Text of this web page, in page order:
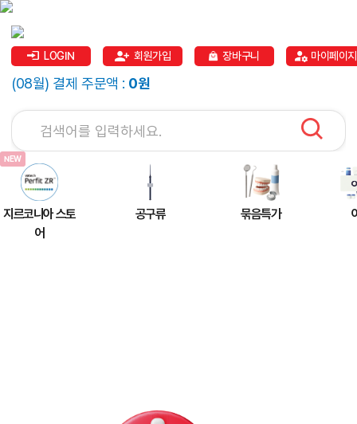
LOGIN 회원가입 장바구니 마이페이지
(08월) 결제 주문액 : 0원
지르코니아 스토
어
공구류 묶음특가